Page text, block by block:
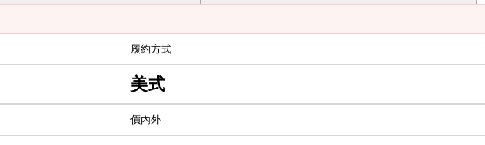
履約方式
美式
價內外